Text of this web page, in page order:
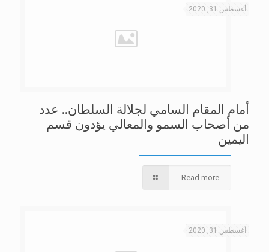
أغسطس 31, 2020
أمام المقام السامي لجلالة السلطان.. عدد
من أصحاب السمو والمعالي يؤدون قسم
اليمين
Read more
أغسطس 31, 2020